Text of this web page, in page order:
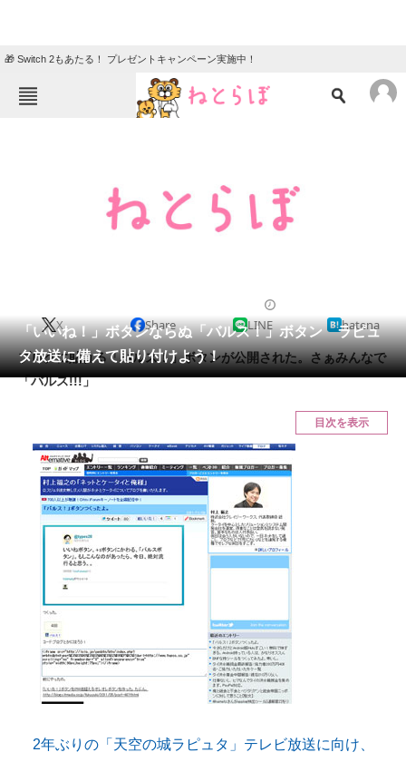
🎁 Switch 2もあたる！ プレゼントキャンペーン実施中！
クイズ
地域
会員記事
メディア
ITの今と未来を見通す
スマホと通信の最新トレンド
進化するPCとデバイスの未来
好きが集まる 比べて選べる
ビジネスと働き方のヒント
AI活用のいまが分かる
企業ITのトレンドを詳説
「いいね！」ボタンならぬ「バルス！」ボタン ラピュ
タ放送に備えて貼り付けよう！
X Share LINE hatena
ブログに貼れる「バルス！」ボタンが公開された。さぁみんなで
「バルス!!!」
目次を表示
2年ぶりの「天空の城ラピュタ」テレビ放送に向け、